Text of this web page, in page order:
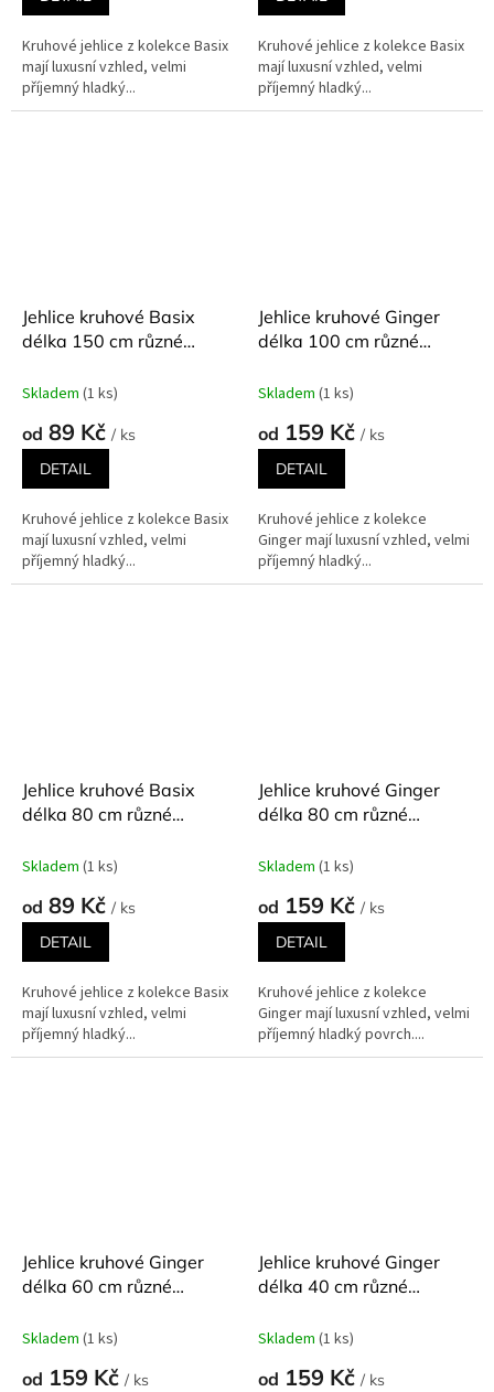
Kruhové jehlice z kolekce Basix
mají luxusní vzhled, velmi
příjemný hladký...
Kruhové jehlice z kolekce Basix
mají luxusní vzhled, velmi
příjemný hladký...
Jehlice kruhové Basix
délka 150 cm různé
Skladem (1 ks)
od 89 Kč / ks
DETAIL
Kruhové jehlice z kolekce Basix
mají luxusní vzhled, velmi
příjemný hladký...
Jehlice kruhové Ginger
délka 100 cm různé
Skladem (1 ks)
od 159 Kč / ks
DETAIL
Kruhové jehlice z kolekce
Ginger mají luxusní vzhled, velmi
příjemný hladký...
Jehlice kruhové Basix
délka 80 cm různé
Skladem (1 ks)
od 89 Kč / ks
DETAIL
Kruhové jehlice z kolekce Basix
mají luxusní vzhled, velmi
příjemný hladký...
Jehlice kruhové Ginger
délka 80 cm různé
Skladem (1 ks)
od 159 Kč / ks
DETAIL
Kruhové jehlice z kolekce
Ginger mají luxusní vzhled, velmi
příjemný hladký povrch....
Jehlice kruhové Ginger
délka 60 cm různé
Skladem (1 ks)
od 159 Kč / ks
Jehlice kruhové Ginger
délka 40 cm různé
Skladem (1 ks)
od 159 Kč / ks